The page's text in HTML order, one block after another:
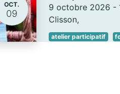
OCT.
09
9 octobre 2026 -
Clisson,
atelier participatif